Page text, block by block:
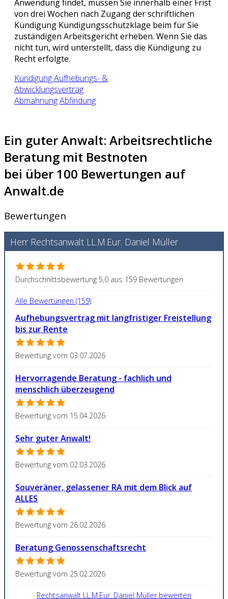
Anwendung findet, müssen Sie innerhalb einer Frist
von drei Wochen nach Zugang der schriftlichen
Kündigung Kündigungsschutzklage beim für Sie
zuständigen Arbeitsgericht erheben. Wenn Sie das
nicht tun, wird unterstellt, dass die Kündigung zu
Recht erfolgte.
KündigungAufhebungs- &
Abwicklungsvertrag
AbmahnungAbfindung
Ein guter Anwalt: Arbeitsrechtliche
Beratung mit Bestnoten
bei über 100 Bewertungen auf
Anwalt.de
Bewertungen
Herr Rechtsanwalt LL.M.Eur. Daniel Müller
Durchschnittsbewertung 5,0 aus 159 Bewertungen
Alle Bewertungen (159)
Aufhebungsvertrag mit langfristiger Freistellung
bis zur Rente
Bewertung vom 03.07.2026
Hervorragende Beratung - fachlich und
menschlich überzeugend
Bewertung vom 15.04.2026
Sehr guter Anwalt!
Bewertung vom 02.03.2026
Souveräner, gelassener RA mit dem Blick auf
ALLES
Bewertung vom 26.02.2026
Beratung Genossenschaftsrecht
Bewertung vom 25.02.2026
Rechtsanwalt LL.M.Eur. Daniel Müller bewerten